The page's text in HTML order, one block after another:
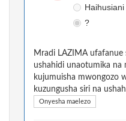
Haihusiani
?
Mradi LAZIMA ufafanue
ushahidi unaotumika na
kujumuisha mwongozo
kuzungusha siri na
Onyesha maelezo